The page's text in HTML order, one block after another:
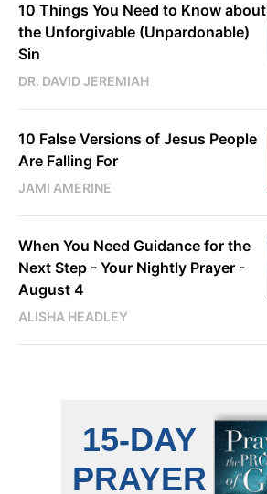
10 Things You Need to Know about
the Unforgivable (Unpardonable)
Sin
DR. DAVID JEREMIAH
10 False Versions of Jesus People
Are Falling For
JAMI AMERINE
When You Need Guidance for the
Next Step - Your Nightly Prayer -
August 4
ALISHA HEADLEY